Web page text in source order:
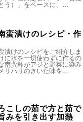
う）」をベースに、…
蛮漬けのレシピ・作
漬けのレシピをご紹介しま
に水を一切使わずに作るの
南蛮酢がアジと野菜に染み
リハリのきいた味を…
こしの茹で方と茹で
みを引き出す加熱